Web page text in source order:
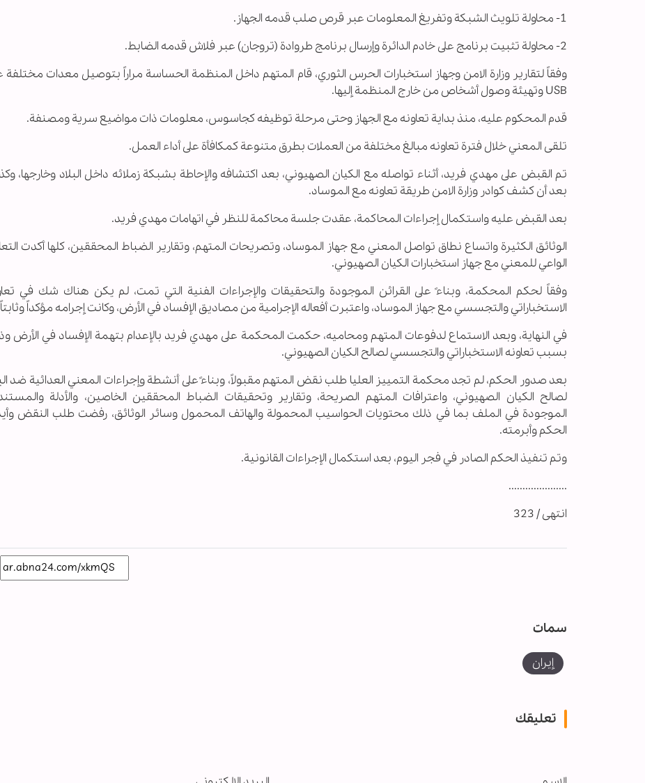
1- محاولة تلويث الشبكة وتفريغ المعلومات عبر قرص صلب قدمه الجهاز.
2- محاولة تثبيت برنامج على خادم الدائرة وإرسال برنامج طروادة (تروجان) عبر فلاش قدمه الضابط.
وفقاً لتقارير وزارة الامن وجهاز استخبارات الحرس الثوري، قام المتهم داخل المنظمة الحساسة مراراً بتوصيل معدات مختلفة
USB وتهيئة وصول أشخاص من خارج المنظمة إليها.
قدم المحكوم عليه، منذ بداية تعاونه مع الجهاز وحتى مرحلة توظيفه كجاسوس، معلومات ذات مواضيع سرية ومصنفة.
تلقى المعني خلال فترة تعاونه مبالغ مختلفة من العملات بطرق متنوعة كمكافأة على أداء العمل.
تم القبض على مهدي فريد، أثناء تواصله مع الكيان الصهيوني، بعد اكتشافه والإحاطة بشبكة زملائه داخل البلاد وخارجها،
بعد أن كشف كوادر وزارة الامن طريقة تعاونه مع الموساد.
بعد القبض عليه واستكمال إجراءات المحاكمة، عقدت جلسة محاكمة للنظر في اتهامات مهدي فريد.
الوثائق الكثيرة واتساع نطاق تواصل المعني مع جهاز الموساد، وتصريحات المتهم، وتقارير الضباط المحققين، كلها أكدت
الواعي للمعني مع جهاز استخبارات الكيان الصهيوني.
وفقاً لحكم المحكمة، وبناءً على القرائن الموجودة والتحقيقات والإجراءات الفنية التي تمت، لم يكن هناك شك في
الاستخباراتي والتجسسي مع جهاز الموساد، واعتبرت أفعاله الإجرامية من مصاديق الإفساد في الأرض، وكانت إجرامه مؤكداً
في النهاية، وبعد الاستماع لدفوعات المتهم ومحاميه، حكمت المحكمة على مهدي فريد بالإعدام بتهمة الإفساد في الأرض
بسبب تعاونه الاستخباراتي والتجسسي لصالح الكيان الصهيوني.
بعد صدور الحكم، لم تجد محكمة التمييز العليا طلب نقض المتهم مقبولاً، وبناءً على أنشطة وإجراءات المعني العدائية ضد
لصالح الكيان الصهيوني، واعترافات المتهم الصريحة، وتقارير وتحقيقات الضباط المحققين الخاصين، والأدلة
الموجودة في الملف بما في ذلك محتويات الحواسيب المحمولة والهاتف المحمول وسائر الوثائق، رفضت طلب النقض
الحكم وأبرمته.
وتم تنفيذ الحكم الصادر في فجر اليوم، بعد استكمال الإجراءات القانونية.
.....................
انتهى / 323
سمات
إيران
تعليقك